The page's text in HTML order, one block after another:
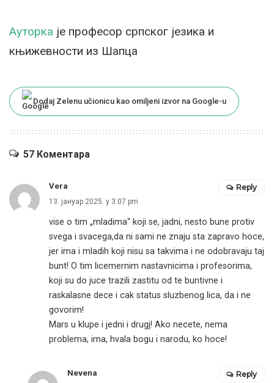
Ауторка је професор српског језика и
књижевности из Шапца
Dodaj Zelenu učionicu kao omiljeni izvor na Google-u
57 Коментара
Vera
13. јануар 2025. у 3:07 pm
vise o tim „mladima“ koji se, jadni, nesto bune protiv
svega i svacega,da ni sami ne znaju sta zapravo hoce,
jer ima i mladih koji nisu sa takvima i ne odobravaju taj
bunt! O tim licemernim nastavnicima i profesorima,
koji su do juce trazili zastitu od te buntivne i
raskalasne dece i cak status sluzbenog lica, da i ne
govorim!
Mars u klupe i jedni i drugj! Ako necete, nema
problema, ima, hvala bogu i narodu, ko hoce!
Reply
Nevena Reply